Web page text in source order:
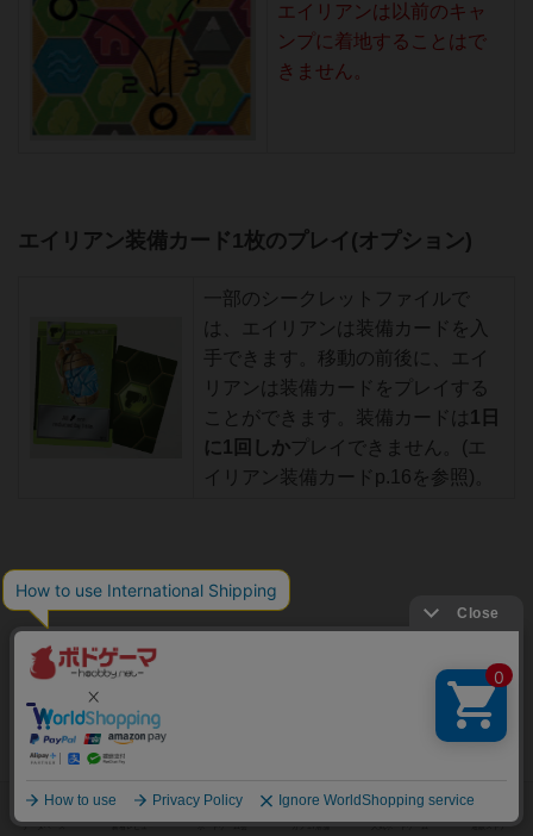
エイリアンは以前のキャ
ンプに着地することはで
きません。
エイリアン装備カード1枚のプレイ(オプション)
一部のシークレットファイルで
は、エイリアンは装備カードを入
手できます。移動の前後に、エイ
リアンは装備カードをプレイする
ことができます。装備カードは1日
に1回しかプレイできません。(エ
イリアン装備カードp.16を参照)。
エージェントのターン
エージェントプレイヤーは、1日ごとに
ージェントをプレイすることを決定することができます。
エージェントプレイヤーはマップ上で
エージェントトーク
ン(ポーン)を移動し、特殊能力を使用して、エイリアンが